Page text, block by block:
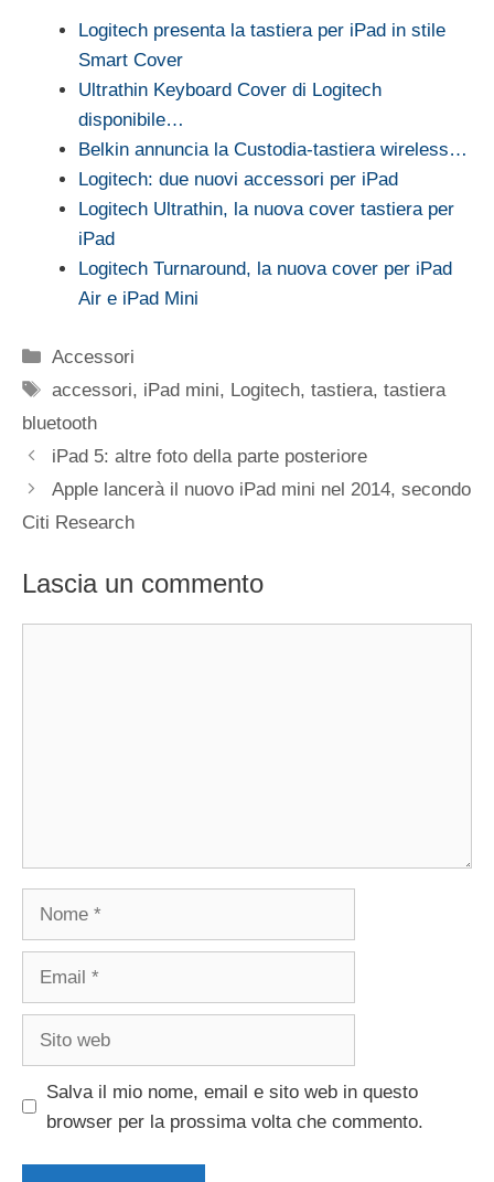
Logitech presenta la tastiera per iPad in stile
Smart Cover
Ultrathin Keyboard Cover di Logitech
disponibile…
Belkin annuncia la Custodia-tastiera wireless…
Logitech: due nuovi accessori per iPad
Logitech Ultrathin, la nuova cover tastiera per
iPad
Logitech Turnaround, la nuova cover per iPad
Air e iPad Mini
Categorie
Accessori
Tag
accessori, iPad mini, Logitech,tastiera,tastiera
bluetooth
iPad 5: altre foto della parte posteriore
Apple lancerà il nuovo iPad mini nel 2014, secondo
Citi Research
Lascia un commento
Salva il mio nome, email e sito web in questo
browser per la prossima volta che commento.